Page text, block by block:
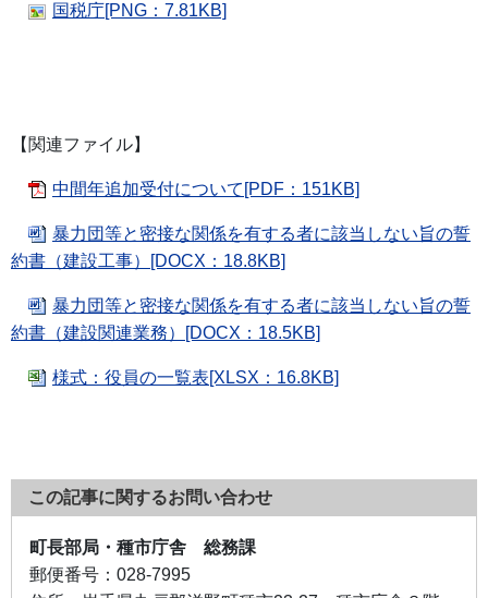
国税庁[PNG：7.81KB]
【関連ファイル】
中間年追加受付について[PDF：151KB]
暴力団等と密接な関係を有する者に該当しない旨の誓
約書（建設工事）[DOCX：18.8KB]
暴力団等と密接な関係を有する者に該当しない旨の誓
約書（建設関連業務）[DOCX：18.5KB]
様式：役員の一覧表[XLSX：16.8KB]
この記事に関するお問い合わせ
町長部局・種市庁舎 総務課
郵便番号： 028-7995